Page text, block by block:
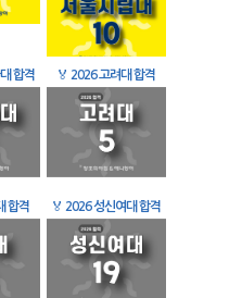
합격 🏅 2026 고려대 합격
합격 🏅 2026 성신여대 합격